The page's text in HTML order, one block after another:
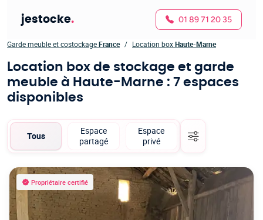
jestocke. 01 89 71 20 35
Garde meuble et costockageFrance Location boxHaute-Marne
Location box de stockage et garde
meuble à Haute-Marne : 7 espaces
disponibles
Tous
Espace
partagé
Espace
privé
Propriétaire certifié